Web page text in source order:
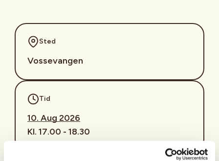
Sted
Vossevangen
Tid
10. Aug 2026
Kl. 17.00 - 18.30